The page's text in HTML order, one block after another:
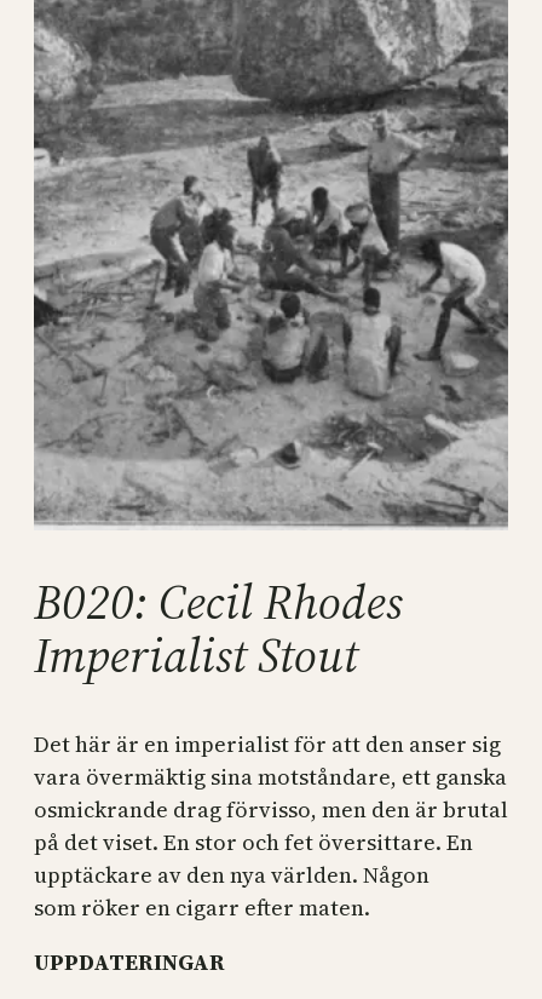
B020: Cecil Rhodes
Imperialist Stout
Det här är en imperialist för att den anser sig
vara övermäktig sina motståndare, ett ganska
osmickrande drag förvisso, men den är brutal
på det viset. En stor och fet översittare. En
upptäckare av den nya världen. Någon
som röker en cigarr efter maten.
UPPDATERINGAR